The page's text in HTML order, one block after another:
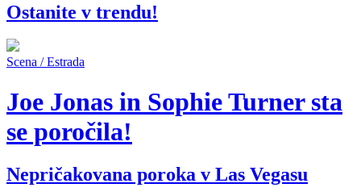
Ostanite v trendu!
Scena / Estrada
Joe Jonas in Sophie Turner sta
se poročila!
Nepričakovana poroka v Las Vegasu